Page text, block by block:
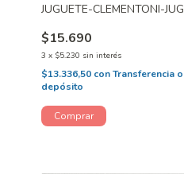
JUGUETE-CLEMENTONI-JUG
$15.690
3 x $5.230 sin interés
$13.336,50 con Transferencia o
depósito